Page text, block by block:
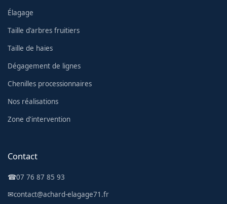
Élagage
Taille d'arbres fruitiers
Taille de haies
Dégagement de lignes
Chenilles processionnaires
Nos réalisations
Zone d'intervention
Contact
☎07 76 87 85 93
✉contact@achard-elagage71.fr